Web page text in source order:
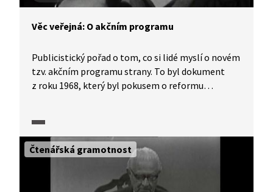
Věc veřejná: O akčním programu
Publicistický pořad o tom, co si lidé myslí o novém
tzv. akčním programu strany. To byl dokument
z roku 1968, který byl pokusem o reformu
náměty pro diskusi odborníků získával anketou
mezi občany. Zpovídaní občané velmi otevřeně
reflektují situaci, v níž se Československo tehdy
Čtenářská gramotnost